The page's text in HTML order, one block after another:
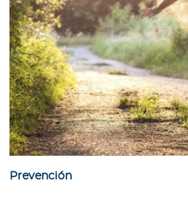
e
n
t
e
s
P
r
e
Prevención